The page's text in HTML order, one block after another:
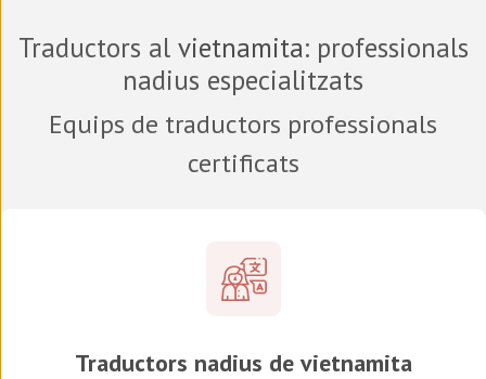
Traductors al vietnamita: professionals
nadius especialitzats
Equips de traductors professionals
certificats
Traductors nadius devietnamita